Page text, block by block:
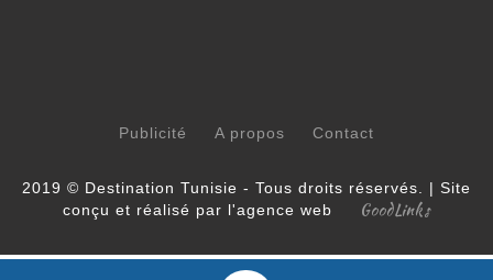
Publicité A propos Contact
2019 © Destination Tunisie - Tous droits réservés. | Site
conçu et réalisé par l'agence web
GoodLinks